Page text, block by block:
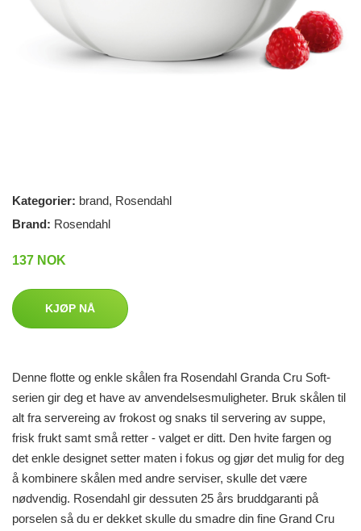
Kategorier: brand, Rosendahl
Brand: Rosendahl
137 NOK
KJØP NÅ
Denne flotte og enkle skålen fra Rosendahl Granda Cru Soft-
serien gir deg et have av anvendelsesmuligheter. Bruk skålen til
alt fra servereing av frokost og snaks til servering av suppe,
frisk frukt samt små retter - valget er ditt. Den hvite fargen og
det enkle designet setter maten i fokus og gjør det mulig for deg
å kombinere skålen med andre serviser, skulle det være
nødvendig. Rosendahl gir dessuten 25 års bruddgaranti på
porselen så du er dekket skulle du smadre din fine Grand Cru